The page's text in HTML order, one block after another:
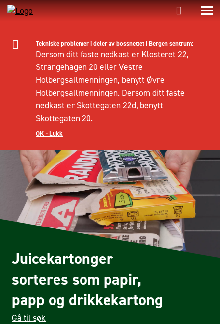
Tekniske problemer i deler av bossnettet i Bergen sentrum:
Dersom ditt faste nedkast er Klosteret 22,
Strangehagen 20 eller Vestre
Holbergsallmenningen, benytt Øvre
Holbergsallmenningen. Dersom ditt faste
nedkast er Skottegaten 22d, benytt
Skottegaten 20.
OK - Lukk
Juicekartonger
sorteres som papir,
papp og drikkekartong
Gå til søk